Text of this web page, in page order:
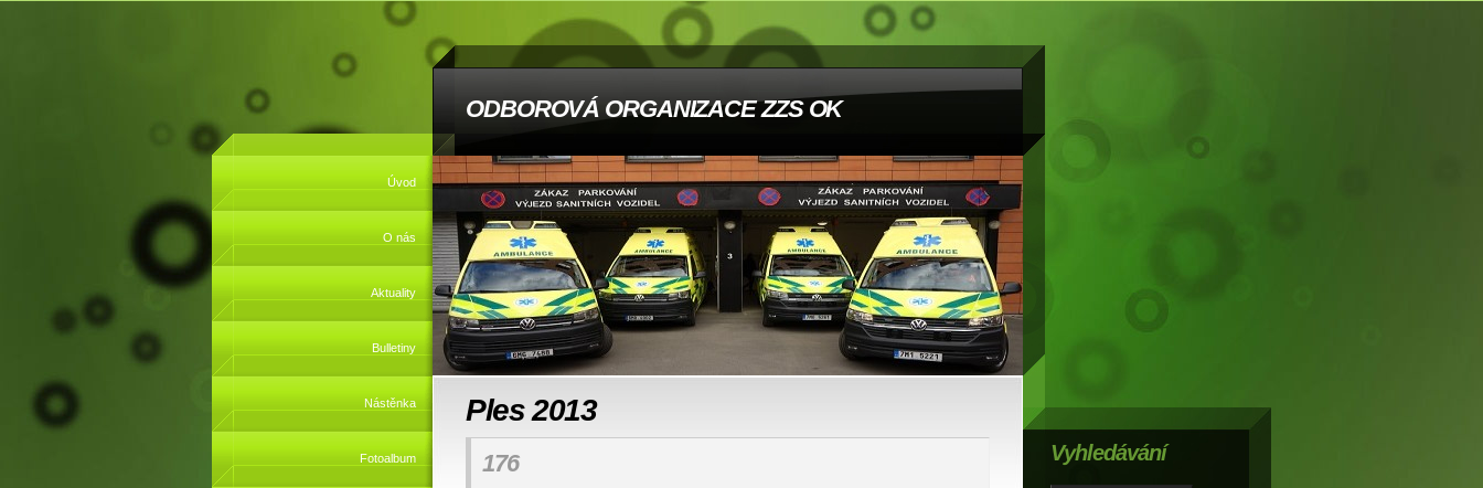
ODBOROVÁ ORGANIZACE ZZS OK
Úvod
O nás
Aktuality
Bulletiny
Nástěnka
Fotoalbum
Ples 2013
176 Vyhledávání